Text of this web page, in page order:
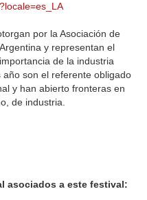
por la Asociación de
y representan el
de la industria
son el referente obligado
y han abierto fronteras en
de industria.
asociados a este festival: